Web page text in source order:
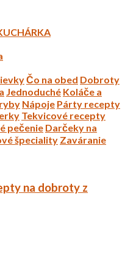
Čo na obed Dobroty
Jednoduché Koláče a
Nápoje Párty recepty
Tekvicové recepty
pečenie Darčeky na
špeciality Zaváranie
na dobroty z